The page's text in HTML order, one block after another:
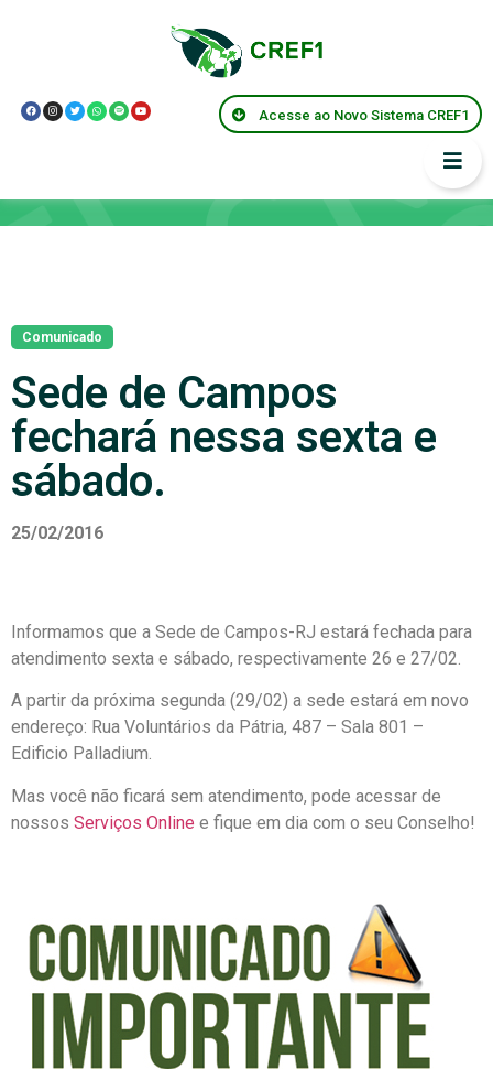
Acesse ao Novo Sistema CREF1
Comunicado
Sede de Campos
fechará nessa sexta e
sábado.
25/02/2016
Informamos que a Sede de Campos-RJ estará fechada para
atendimento sexta e sábado, respectivamente 26 e 27/02.
A partir da próxima segunda (29/02) a sede estará em novo
endereço: Rua Voluntários da Pátria, 487 – Sala 801 –
Edificio Palladium.
Mas você não ficará sem atendimento, pode acessar de
nossos Serviços Online e fique em dia com o seu Conselho!